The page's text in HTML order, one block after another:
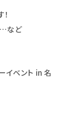
など
イベント in 名